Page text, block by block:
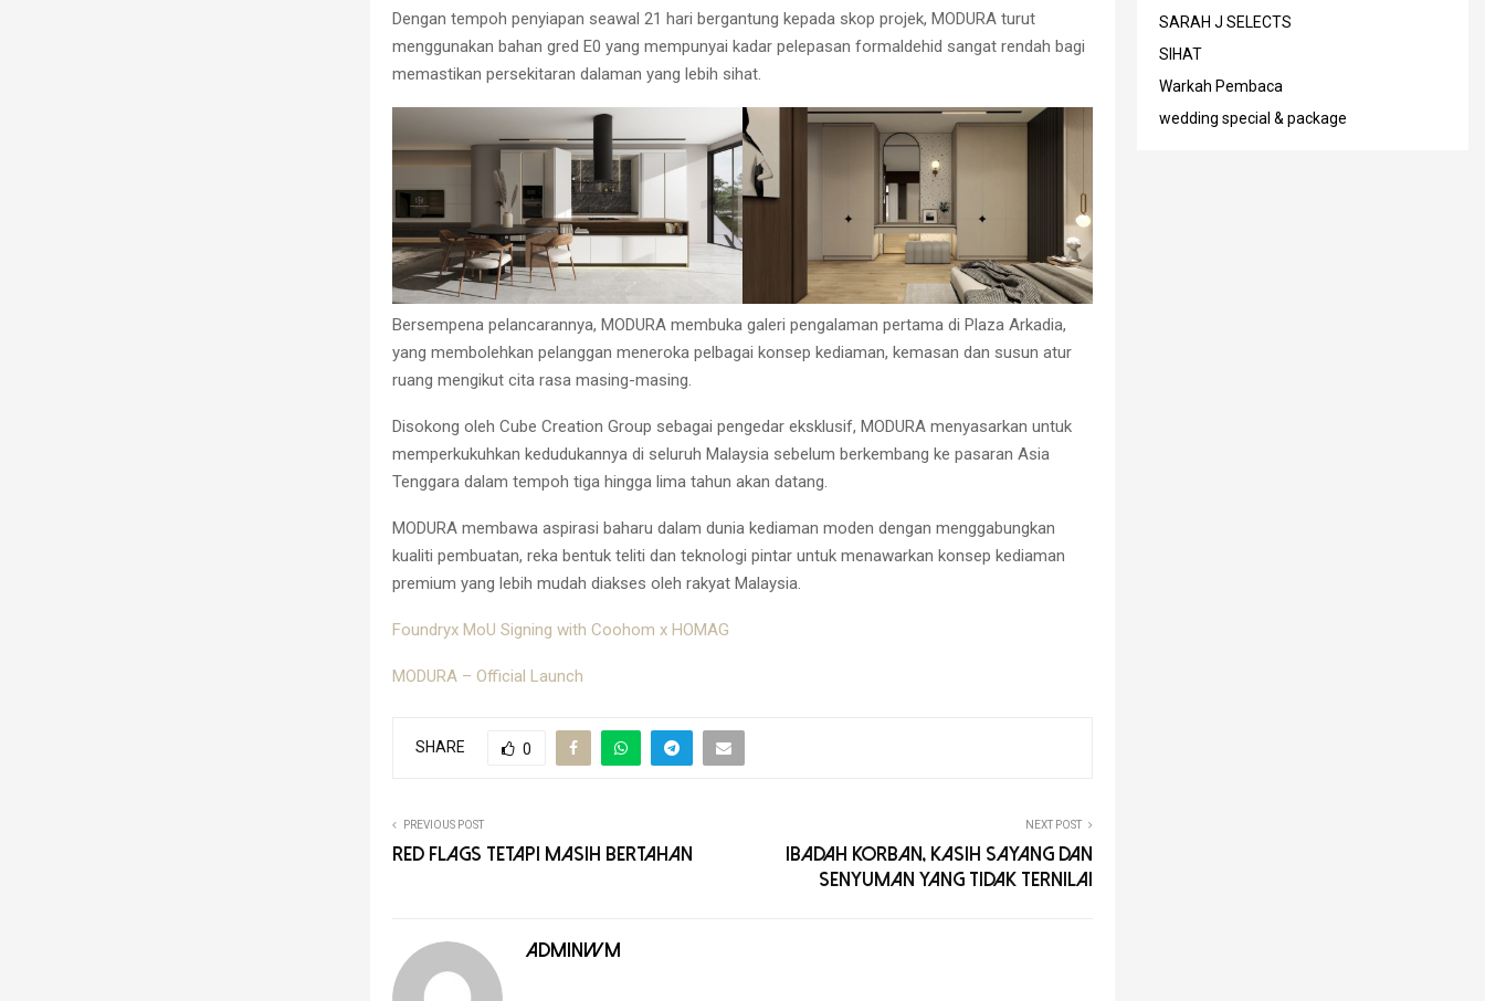
Dengan tempoh penyiapan seawal 21 hari bergantung kepada skop projek, MODURA turut
menggunakan bahan gred E0 yang mempunyai kadar pelepasan formaldehid sangat rendah bagi
memastikan persekitaran dalaman yang lebih sihat.
Bersempena pelancarannya, MODURA membuka galeri pengalaman pertama di Plaza Arkadia,
yang membolehkan pelanggan meneroka pelbagai konsep kediaman, kemasan dan susun atur
ruang mengikut cita rasa masing-masing.
Disokong oleh Cube Creation Group sebagai pengedar eksklusif, MODURA menyasarkan untuk
memperkukuhkan kedudukannya di seluruh Malaysia sebelum berkembang ke pasaran Asia
Tenggara dalam tempoh tiga hingga lima tahun akan datang.
MODURA membawa aspirasi baharu dalam dunia kediaman moden dengan menggabungkan
kualiti pembuatan, reka bentuk teliti dan teknologi pintar untuk menawarkan konsep kediaman
premium yang lebih mudah diakses oleh rakyat Malaysia.
Foundryx MoU Signing with Coohom x HOMAG
MODURA – Official Launch
SHARE 0
PREVIOUS POST
RED FLAGS TETAPI MASIH BERTAHAN
NEXT POST
IBADAH KORBAN, KASIH SAYANG DAN
SENYUMAN YANG TIDAK TERNILAI
adminwm
SARAH J SELECTS
SIHAT
Warkah Pembaca
wedding special & package